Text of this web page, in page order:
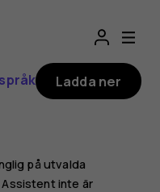
Ladda ner
på utvalda
Assistent inte är